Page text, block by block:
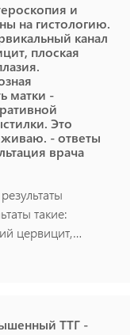
и
на гистологию.
канал
плоская
матки -
Это
- ответы
врача
такие:
цервицит,
ТТГ -